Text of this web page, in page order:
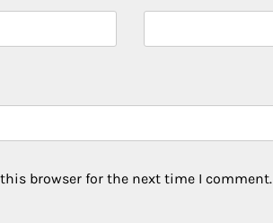
browser for the next time I comment.